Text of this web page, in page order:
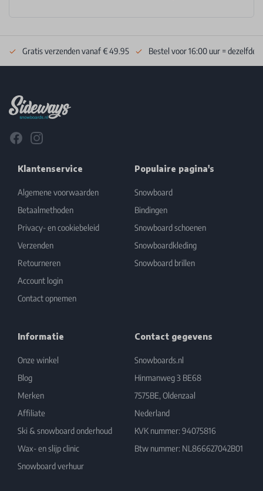
Gratis verzenden vanaf € 49.95 Bestel voor 16:00 uur = dezelfde
FacebookInstagram
Klantenservice
Algemene voorwaarden
Betaalmethoden
Privacy- en cookiebeleid
Verzenden
Retourneren
Account login
Contact opnemen
Populaire pagina's
Snowboard
Bindingen
Snowboard schoenen
Snowboardkleding
Snowboard brillen
Informatie
Onze winkel
Blog
Merken
Affiliate
Ski & snowboard onderhoud
Wax- en slijp clinic
Snowboard verhuur
Contact gegevens
Snowboards.nl
Hinmanweg 3 BE68
7575BE, Oldenzaal
Nederland
KVK nummer: 94075816
Btw nummer: NL866627042B01